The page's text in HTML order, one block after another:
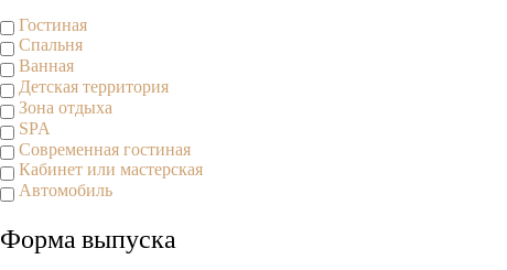
Гостиная
Спальня
Ванная
Детская территория
Зона отдыха
SPA
Современная гостиная
Кабинет или мастерская
Автомобиль
Форма выпуска